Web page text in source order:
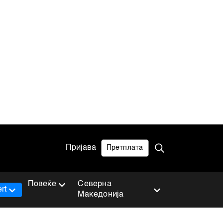
Пријава Претплата
Северна
Македонија
Повеќе